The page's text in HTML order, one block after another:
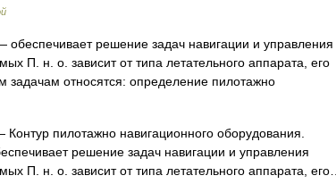
обеспечивает решение задач навигации и управления
П. н. о. зависит от типа летательного аппарата, его
относятся: определение пилотажно
Контур пилотажно навигационного оборудования.
решение задач навигации и управления
П. н. о. зависит от типа летательного аппарата, его…